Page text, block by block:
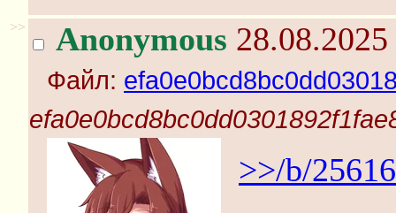
>> Anonymous
Файл:
>>/b/25616